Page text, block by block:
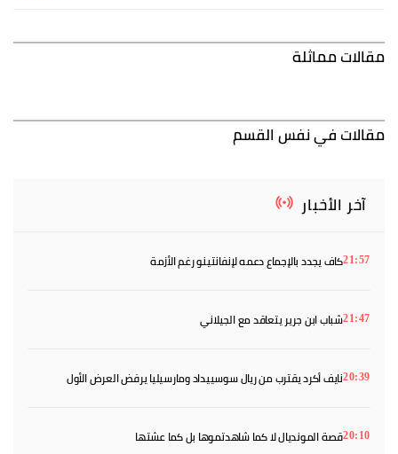
مقالات مماثلة
مقالات في نفس القسم
آخر الأخبار
21:57كاف يجدد بالإجماع دعمه لإنفانتينو رغم الأزمة
21:47شباب ابن جرير يتعاقد مع الجيلاني
20:39نايف أكرد يقترب من ريال سوسييداد ومارسيليا يرفض العرض الأول
20:10قصة المونديال لا كما شاهدتموها بل كما عشتها